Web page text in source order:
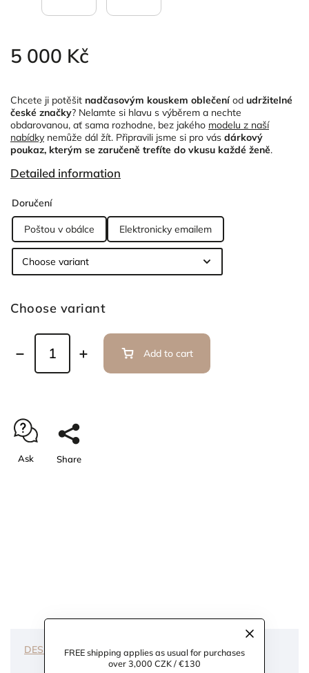
FREE shipping applies as usual for purchases
over 3,000 CZK / €130
5 000 Kč
Chcete ji potěšit nadčasovým kouskem oblečeníod udržitelné
české značky? Nelamte si hlavu s výběrem a nechte
obdarovanou, ať sama rozhodne, bez jakého modelu z naší
nabídky nemůže dál žít. Připravili jsme si pro vás dárkový
poukaz, kterým se zaručeně trefíte do vkusu každé ženě.
Detailed information
Doručení
Poštou v obálce Elektronicky emailem
Choose variant
Add to cart
Ask Share
DESCRIPTION DISCUSSION